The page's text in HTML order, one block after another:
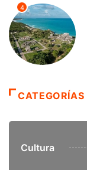
4
CATEGORÍAS
Cultura